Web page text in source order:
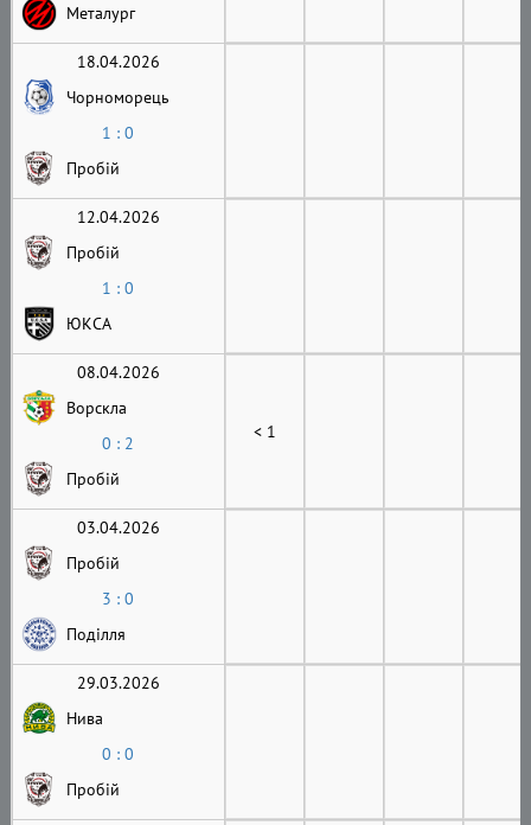
Металург
18.04.2026
Чорноморець
1 : 0
Пробій
12.04.2026
Пробій
1 : 0
ЮКСА
08.04.2026
Ворскла
0 : 2
Пробій
< 1
03.04.2026
Пробій
3 : 0
Поділля
29.03.2026
Нива
0 : 0
Пробій